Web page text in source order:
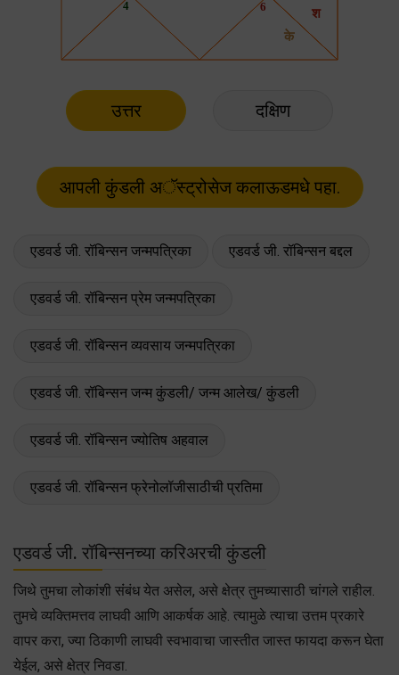
उत्तर दक्षिण
एडवर्ड जी. रॉबिन्सन जन्मपत्रिका एडवर्ड जी. रॉबिन्सन बद्दल
एडवर्ड जी. रॉबिन्सन प्रेम जन्मपत्रिका
एडवर्ड जी. रॉबिन्सन व्यवसाय जन्मपत्रिका
एडवर्ड जी. रॉबिन्सन जन्म कुंडली/ जन्म आलेख/ कुंडली
एडवर्ड जी. रॉबिन्सन ज्योतिष अहवाल
एडवर्ड जी. रॉबिन्सन फ्रेनोलॉजीसाठीची प्रतिमा
एडवर्ड जी. रॉबिन्सनच्या करिअरची कुंडली
जिथे तुमचा लोकांशी संंबंध येत असेल, असे क्षेत्र तुमच्यासाठी चांगले राहील.
तुमचे व्यक्तिमत्तव लाघवी आणि आकर्षक आहे. त्यामुळे त्याचा उत्तम प्रकारे
वापर करा, ज्या ठिकाणी लाघवी स्वभावाचा जास्तीत जास्त फायदा करून घेता
येईल, असे क्षेत्र निवडा.